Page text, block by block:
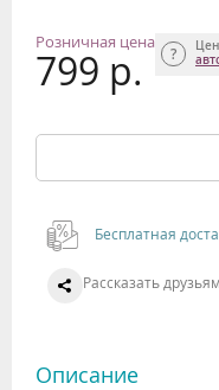
Розничная цена
799 р.
Бесплатная
Рассказать друзьям
Описание